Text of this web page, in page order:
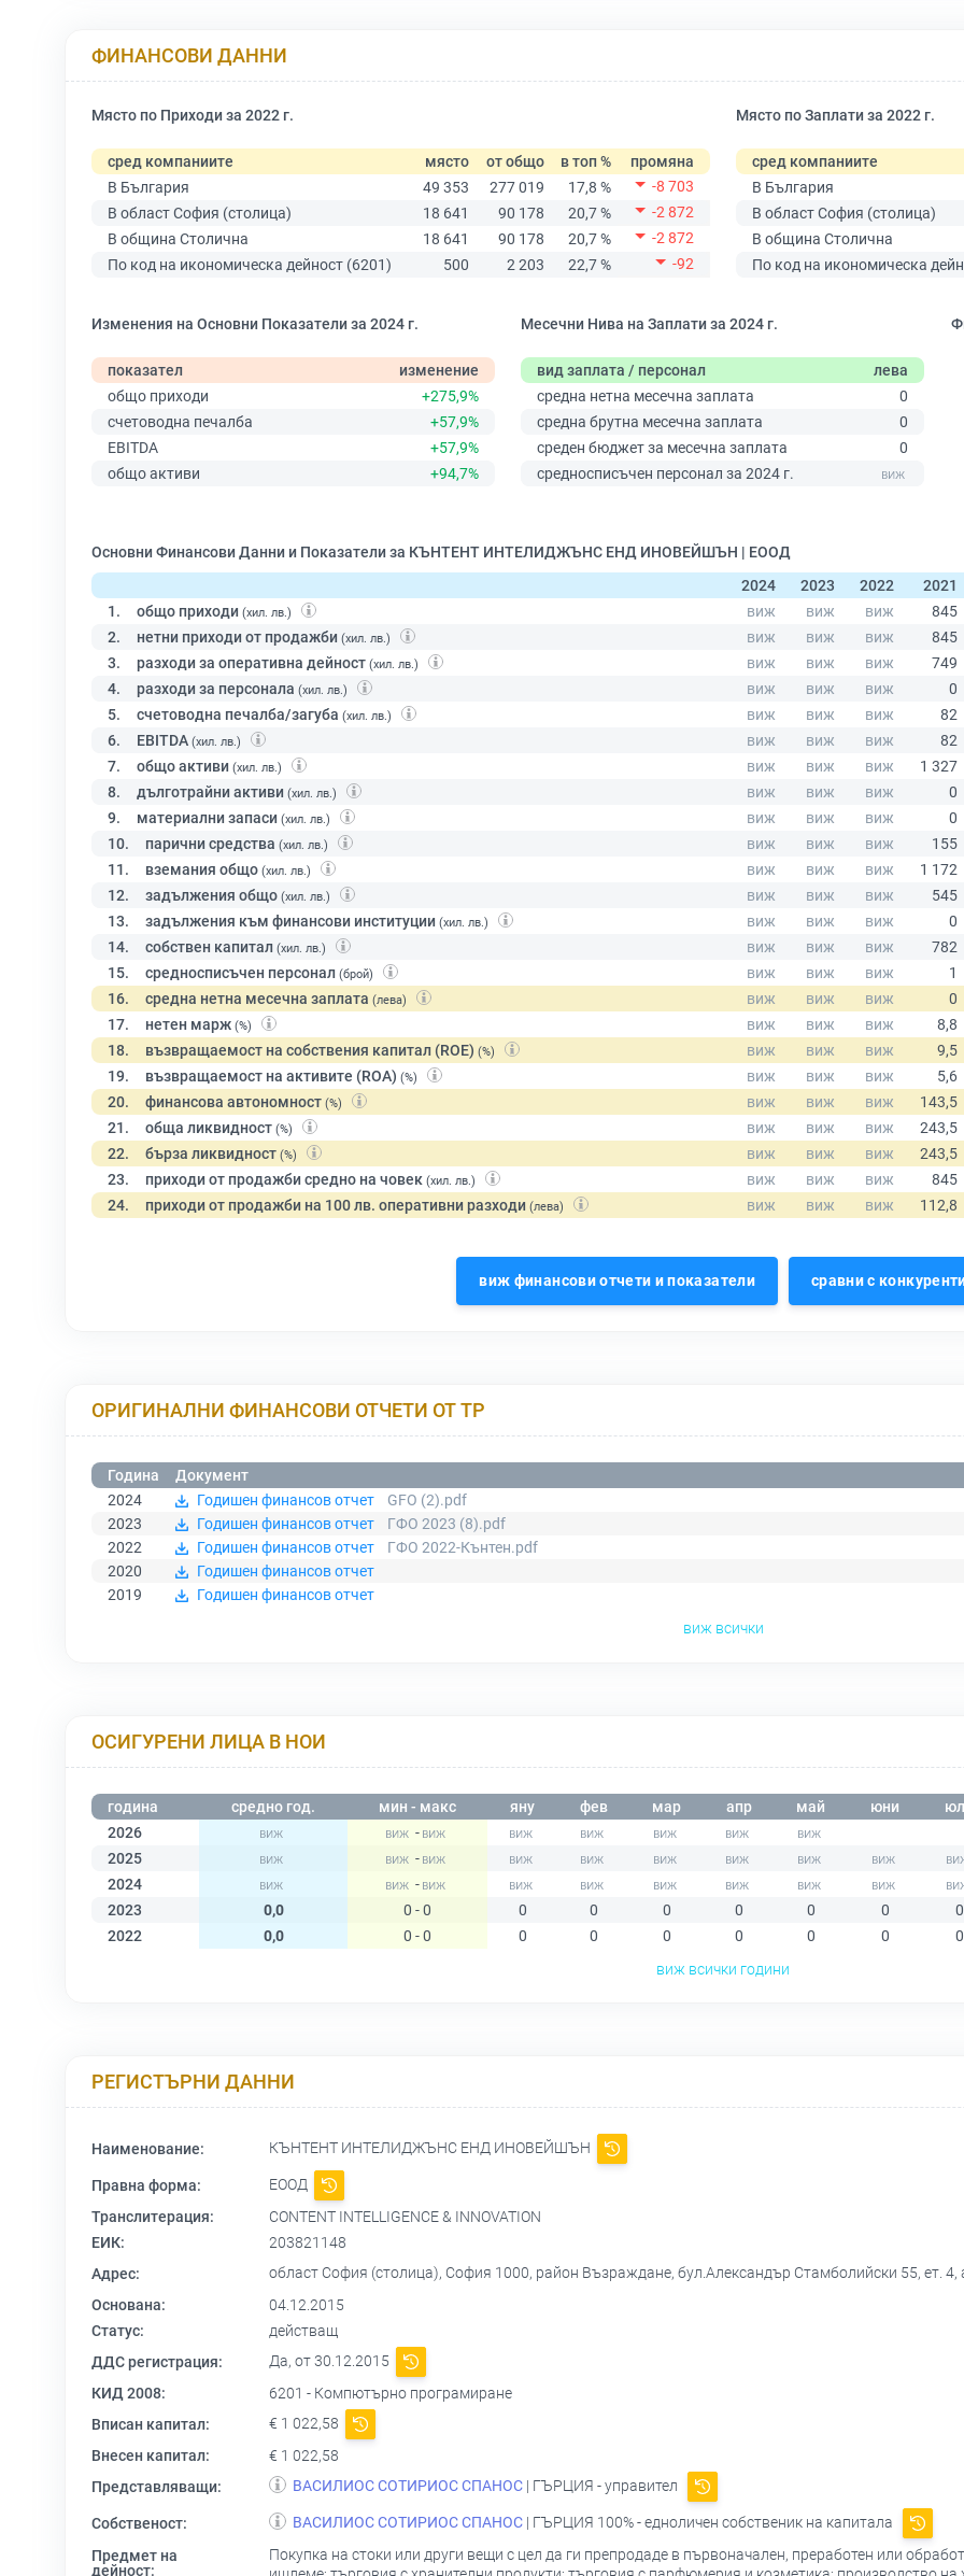
ФИНАНСОВИ ДАННИ
Място по Приходи за 2022 г.
сред компаниите място от общо в топ %
промяна
В България
49 353 277 019 17,8 %
-8 703
В област София (столица)
18 641 90 178 20,7 %
-2 872
В община Столична
18 641 90 178 20,7 %
-2 872
По код на икономическа дейност (6201)
500 2 203 22,7 % -92
Място по Заплати за 2022 г.
сред компаниите
В България
В област София (столица)
В община Столична
По код на икономическа
Изменения на Основни Показатели за 2024 г.
показател
изменение
общо приходи
+275,9%
счетоводна печалба
+57,9%
EBITDA
+57,9%
общо активи
+94,7%
Месечни Нива на Заплати за 2024 г.
вид заплата / персонал
лева
средна нетна месечна заплата
0
средна брутна месечна заплата
0
среден бюджет за месечна заплата
0
средносписъчен персонал за 2024 г.
Основни Финансови Данни и Показатели за КЪНТЕНТ ИНТЕЛИДЖЪНС ЕНД ИНОВЕЙШЪН | ЕООД
2024
2023 2022
2021
1.
общо приходи (хил. лв.)
2. нетни приходи от продажби (хил. лв.)
3. разходи за оперативна дейност (хил. лв.)
4. разходи за персонала (хил. лв.)
5. счетоводна печалба/загуба (хил. лв.)
6. EBITDA (хил. лв.)
7. общо активи (хил. лв.)
8. дълготрайни активи (хил. лв.)
9. материални запаси (хил. лв.)
10. парични средства (хил. лв.)
11. вземания общо (хил. лв.)
12. задължения общо (хил. лв.)
13. задължения към финансови институции (хил. лв.)
14. собствен капитал (хил. лв.)
15. средносписъчен персонал (брой)
16. средна нетна месечна заплата (лева)
17. нетен марж (%)
18. възвращаемост на собствения капитал (ROE) (%)
19. възвращаемост на активите (ROA) (%)
20. финансова автономност (%)
21. обща ликвидност (%)
22. бърза ликвидност (%)
23. приходи от продажби средно на човек (хил. лв.)
24. приходи от продажби на 100 лв. оперативни разходи (лева)
виж финансови отчети и показатели сравни с
ОРИГИНАЛНИ ФИНАНСОВИ ОТЧЕТИ ОТ ТР
Година
Документ
2024
Годишен финансов отчет
GFO (2).pdf
2023
Годишен финансов отчет
ГФО 2023 (8).pdf
2022
Годишен финансов отчет
ГФО 2022-Кънтен.pdf
2020
Годишен финансов отчет
2019
Годишен финансов отчет
виж всички
ОСИГУРЕНИ ЛИЦА В НОИ
година средно год. мин - макс яну фев мар апр май юни
2026
-
2025
-
2024
-
2023
0,0 0 - 0 0 0 0 0 0 0
0
2022
0,0 0 - 0 0 0 0 0 0 0
0
виж всички години
РЕГИСТЪРНИ ДАННИ
Наименование: КЪНТЕНТ ИНТЕЛИДЖЪНС ЕНД ИНОВЕЙШЪН
Правна форма:
ЕООД
Транслитерация:
CONTENT INTELLIGENCE & INNOVATION
ЕИК:
203821148
Адрес:
област София (столица), София 1000, район Възраждане, бул.Александър Стамболийски 55, ет.
Основана:
04.12.2015
Статус:
действащ
ДДС регистрация:
Да, от 30.12.2015
КИД 2008:
6201 - Компютърно програмиране
Вписан капитал:
€ 1 022,58
Внесен капитал:
€ 1 022,58
Представляващи:
ВАСИЛИОС СОТИРИОС СПАНОС | ГЪРЦИЯ - управител
Собственост: ВАСИЛИОС СОТИРИОС СПАНОС | ГЪРЦИЯ 100% - едноличен собственик на капитала
Предмет на
дейност:
Покупка на стоки или други вещи с цел да ги препродаде в първоначален, преработен или